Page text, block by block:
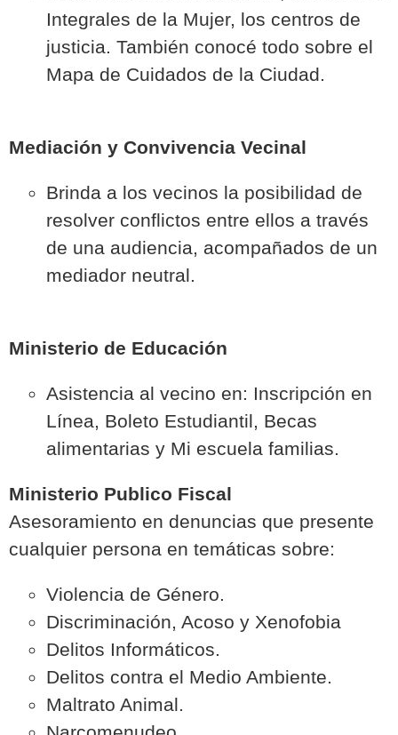
Integrales de la Mujer, los centros de
justicia. También conocé todo sobre el
Mapa de Cuidados de la Ciudad.
Mediación y Convivencia Vecinal
Brinda a los vecinos la posibilidad de
resolver conflictos entre ellos a través
de una audiencia, acompañados de un
mediador neutral.
Ministerio de Educación
Asistencia al vecino en: Inscripción en
Línea, Boleto Estudiantil, Becas
alimentarias y Mi escuela familias.
Ministerio Publico Fiscal
Asesoramiento en denuncias que presente
cualquier persona en temáticas sobre:
Violencia de Género.
Discriminación, Acoso y Xenofobia
Delitos Informáticos.
Delitos contra el Medio Ambiente.
Maltrato Animal.